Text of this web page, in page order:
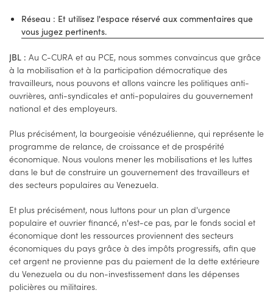
Réseau : Et utilisez l'espace réservé aux commentaires que
vous jugez pertinents.
JBL : Au C-CURA et au PCE, nous sommes convaincus que grâce
à la mobilisation et à la participation démocratique des
travailleurs, nous pouvons et allons vaincre les politiques anti-
ouvrières, anti-syndicales et anti-populaires du gouvernement
national et des employeurs.
Plus précisément, la bourgeoisie vénézuélienne, qui représente le
programme de relance, de croissance et de prospérité
économique. Nous voulons mener les mobilisations et les luttes
dans le but de construire un gouvernement des travailleurs et
des secteurs populaires au Venezuela.
Et plus précisément, nous luttons pour un plan d'urgence
populaire et ouvrier financé, n'est-ce pas, par le fonds social et
économique dont les ressources proviennent des secteurs
économiques du pays grâce à des impôts progressifs, afin que
cet argent ne provienne pas du paiement de la dette extérieure
du Venezuela ou du non-investissement dans les dépenses
policières ou militaires.